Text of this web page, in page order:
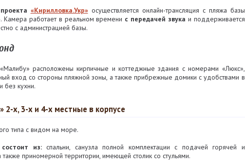
проекта «Кирилловка.Укр»осуществляется онлайн-трансляция с пляжа базы
Камера работает в реальном времени с передачей звука и поддерживается
с администрацией базы.
расположены кирпичные и коттеджные здания с номерами «Люкс»,
вход со стороны пляжной зоны, а также прибрежные домики c удобствами в
без кухни.
2-х, 3-х и 4-х местные в корпусе
типа с видом на море.
из:спальни, санузла полной комплектации с подачей горячей и
приномерной территории, имеющей столик со стульями.